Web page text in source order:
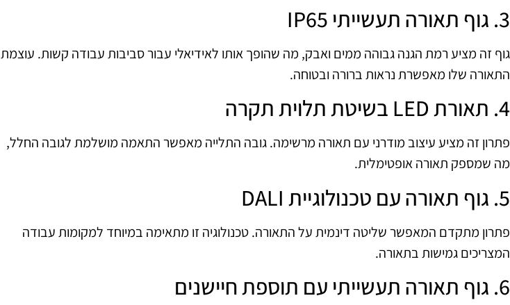
3. גוף תאורה תעשייתי IP65
גוף זה מציע רמת הגנה גבוהה ממים ואבק, מה שהופך אותו לאידיאלי עבור סביבות עבודה קשות. עוצמת
התאורה שלו מאפשרת נראות ברורה ובטוחה.
4. תאורת LED בשיטת תלוית תקרה
פתרון זה מציע עיצוב מודרני עם תאורה מרשימה. גובה התלייה מאפשר התאמה מושלמת לגובה החלל,
מה שמספק תאורה אופטימלית.
5. גוף תאורה עם טכנולוגיית DALI
פתרון מתקדם המאפשר שליטה דינמית על התאורה. טכנולוגיה זו מתאימה במיוחד למקומות עבודה
המצריכים גמישות בתאורה.
6. גוף תאורה תעשייתי עם תוספת חיישנים